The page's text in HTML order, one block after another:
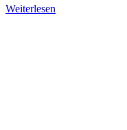
Weiterlesen